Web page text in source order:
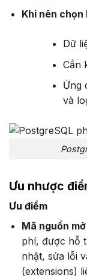
Khi nên
Dữ
Cần
Ứng
và
Ưu nhược
Ưu điểm
Mã nguồn
phí, được hỗ
nhật, sửa lỗi
(extensions)